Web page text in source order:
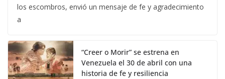
los escombros, envió un mensaje de fe y agradecimiento
a
“Creer o Morir” se estrena en
Venezuela el 30 de abril con una
historia de fe y resiliencia